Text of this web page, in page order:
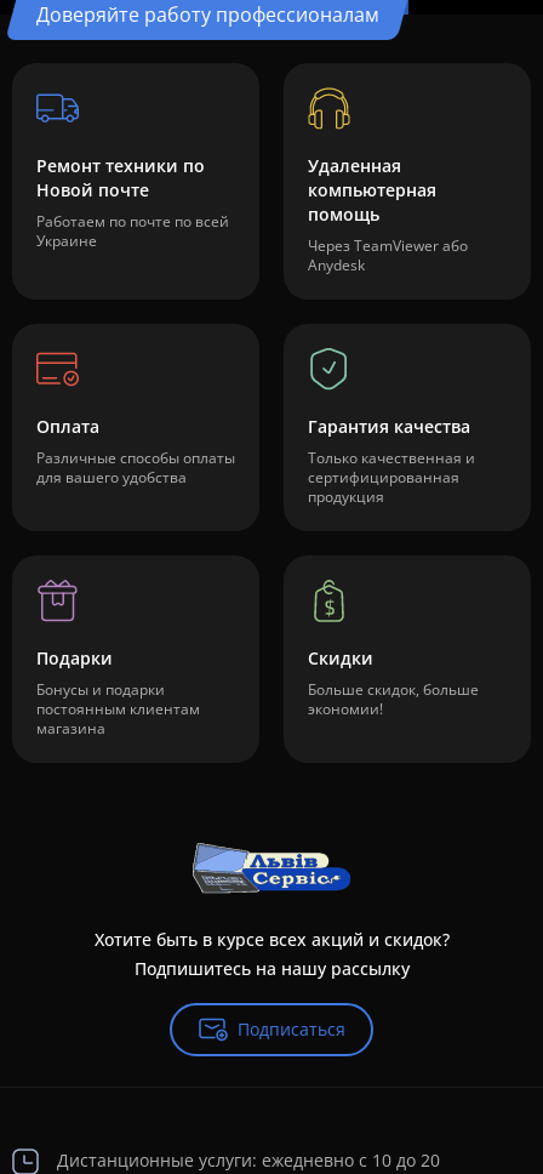
Доверяйте работу профессионалам
Ремонт техники по
Новой почте
Работаем по почте по всей
Украине
Удаленная
компьютерная
помощь
Через TeamViewer або
Anydesk
Оплата
Различные способы оплаты
для вашего удобства
Гарантия качества
Только качественная и
сертифицированная
продукция
Подарки
Бонусы и подарки
постоянным клиентам
магазина
Скидки
Больше скидок, больше
экономии!
Хотите быть в курсе всех акций и скидок?
Подпишитесь на нашу рассылку
Подписаться
Дистанционные услуги: ежедневно с 10 до 20